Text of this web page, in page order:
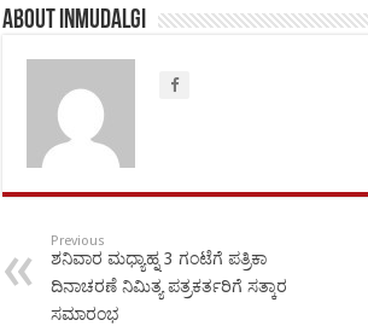
About inmudalgi
Previous
ಶನಿವಾರ ಮಧ್ಯಾಹ್ನ 3 ಗಂಟೆಗೆ ಪತ್ರಿಕಾ
ದಿನಾಚರಣೆ ನಿಮಿತ್ಯ ಪತ್ರಕರ್ತರಿಗೆ ಸತ್ಕಾರ
ಸಮಾರಂಭ